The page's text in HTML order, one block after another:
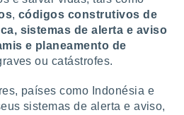
,códigos construtivos de
sistemas de alerta e aviso
e planeamento de
ou catástrofes.
países como Indonésia e
sistemas de alerta e aviso,